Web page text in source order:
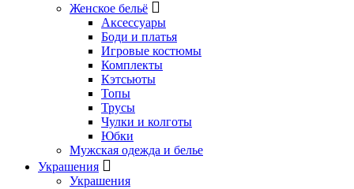
Женское бельё
Аксессуары
Боди и платья
Игровые костюмы
Комплекты
Кэтсьюты
Топы
Трусы
Чулки и колготы
Юбки
Мужская одежда и белье
Украшения
Украшения